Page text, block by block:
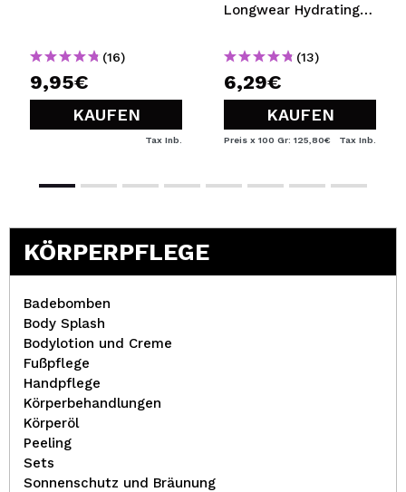
(16)
9,95€
KAUFEN
Tax Inb.
Longwear Hydrating -
(13)
6,29€
KAUFEN
Preis x 100 Gr: 125,80€ Tax Inb.
KÖRPERPFLEGE
Badebomben
Body Splash
Bodylotion und Creme
Fußpflege
Handpflege
Körperbehandlungen
Körperöl
Peeling
Sets
Sonnenschutz und Bräunung